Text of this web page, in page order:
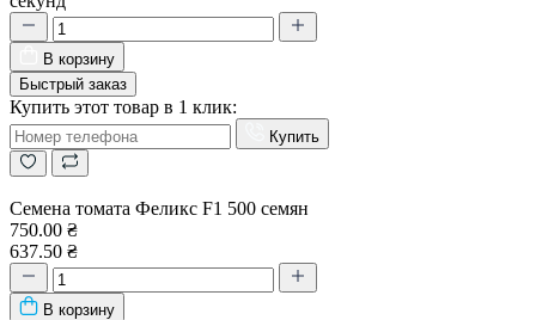
В корзину
Быстрый заказ
Купить этот товар в 1 клик:
Купить
Семена томата Феликс F1 500 семян
750.00 ₴
637.50 ₴
В корзину